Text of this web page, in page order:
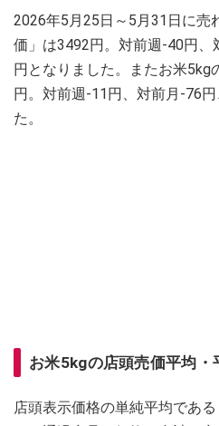
2026年5月25日～5月31日に売
価」は3492円。対前週-40円
円となりました。またお米5kg
円。対前週-11円、対前月-76
た。
お米5kgの店頭売価平均・
店頭表示価格の単純平均であ